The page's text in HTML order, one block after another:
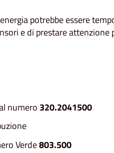
potrebbe essere
e di prestare attenzione
numero 320.2041500
Verde803.500